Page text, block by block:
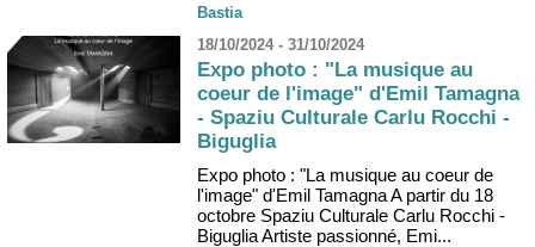
Bastia
18/10/2024 - 31/10/2024
Expo photo : "La musique au
coeur de l'image" d'Emil Tamagna
- Spaziu Culturale Carlu Rocchi -
Biguglia
Expo photo : "La musique au coeur de
l'image" d'Emil Tamagna A partir du 18
octobre Spaziu Culturale Carlu Rocchi -
Biguglia Artiste passionné, Emi...